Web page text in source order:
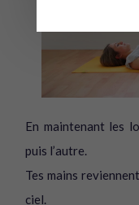
En maintenant les
puis l’autre.
Tes mains
ciel.